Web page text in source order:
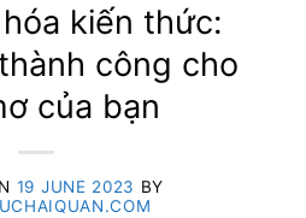
kiến thức:
công cho
của bạn
19 JUNE 2023 BY